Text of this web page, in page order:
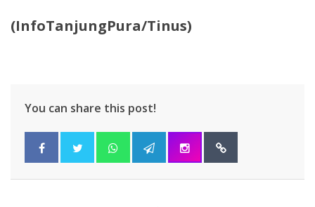
(InfoTanjungPura/Tinus)
You can share this post!